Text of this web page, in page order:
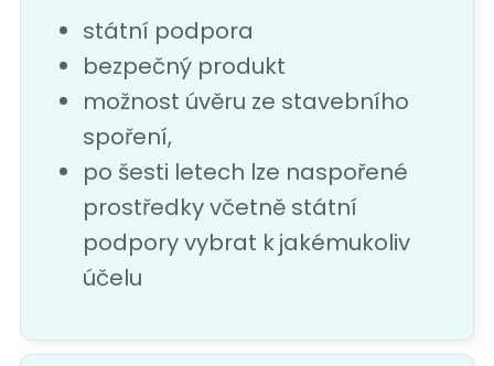
státní podpora
bezpečný produkt
možnost úvěru ze stavebního
spoření,
po šesti letech lze naspořené
prostředky včetně státní
podpory vybrat k jakémukoliv
účelu